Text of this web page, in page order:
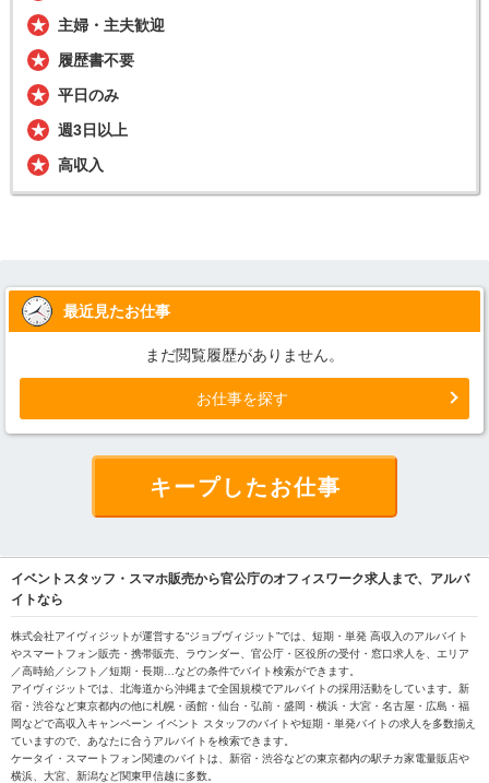
主婦・主夫歓迎
履歴書不要
平日のみ
週3日以上
高収入
最近見たお仕事
まだ閲覧履歴がありません。
お仕事を探す
キープしたお仕事
イベントスタッフ・スマホ販売から官公庁のオフィスワーク求人まで、アルバ
イトなら
株式会社アイヴィジットが運営する“ジョブヴィジット”では、短期・単発 高収入のアルバイト
やスマートフォン販売・携帯販売、ラウンダー、官公庁・区役所の受付・窓口求人を、エリア
／高時給／シフト／短期・長期…などの条件でバイト検索ができます。
アイヴィジットでは、北海道から沖縄まで全国規模でアルバイトの採用活動をしています。新
宿・渋谷など東京都内の他に札幌・函館・仙台・弘前・盛岡・横浜・大宮・名古屋・広島・福
岡などで高収入キャンペーン イベント スタッフのバイトや短期・単発バイトの求人を多数揃え
ていますので、あなたに合うアルバイトを検索できます。
ケータイ・スマートフォン関連のバイトは、新宿・渋谷などの東京都内の駅チカ家電量販店や
横浜、大宮、新潟など関東甲信越に多数。